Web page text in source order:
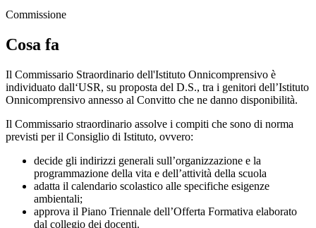
Commissione
Cosa fa
Il Commissario Straordinario dell'Istituto Onnicomprensivo è
individuato dall‘USR, su proposta del D.S., tra i genitori dell’Istituto
Onnicomprensivo annesso al Convitto che ne danno disponibilità.
Il Commissario straordinario assolve i compiti che sono di norma
previsti per il Consiglio di Istituto, ovvero:
decide gli indirizzi generali sull’organizzazione e la
programmazione della vita e dell’attività della scuola
adatta il calendario scolastico alle specifiche esigenze
ambientali;
approva il Piano Triennale dell’Offerta Formativa elaborato
dal collegio dei docenti.